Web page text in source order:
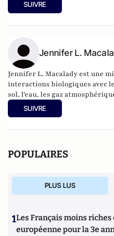
elles se déplacent et dont elles
SUIVRE
Jennifer L.
Jennifer L. Macalady est une
interactions biologiques avec
sol, l'eau, les gaz
interactions sont codées dans
nous donnent des indices sur
SUIVRE
POPULAIRES
PLUS LUS
1Les Français moins riches
européenne pour la 3e